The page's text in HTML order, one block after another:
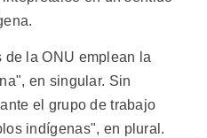
de la ONU emplean la
en singular. Sin
el grupo de trabajo
indígenas", en plural.